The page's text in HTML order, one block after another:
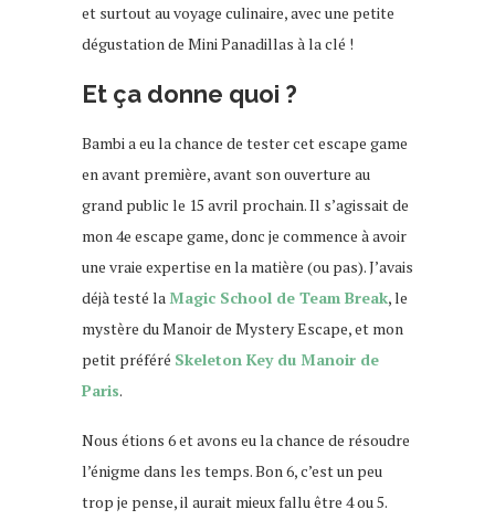
et surtout au voyage culinaire, avec une petite
dégustation de Mini Panadillas à la clé !
Et ça donne quoi ?
Bambi a eu la chance de tester cet escape game
en avant première, avant son ouverture au
grand public le 15 avril prochain. Il s’agissait de
mon 4e escape game, donc je commence à avoir
une vraie expertise en la matière (ou pas). J’avais
déjà testé la Magic School de Team Break, le
mystère du Manoir de Mystery Escape, et mon
petit préféré Skeleton Key du Manoir de
Paris.
Nous étions 6 et avons eu la chance de résoudre
l’énigme dans les temps. Bon 6, c’est un peu
trop je pense, il aurait mieux fallu être 4 ou 5.